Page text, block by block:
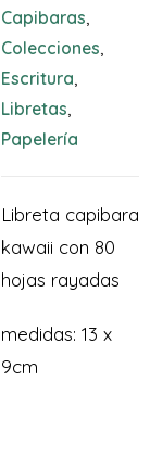
Capibaras
Colecciones
Escritura
Libretas
Papelería
Libreta capibara
kawaii con 80
hojas rayadas
medidas: 13 x
9cm